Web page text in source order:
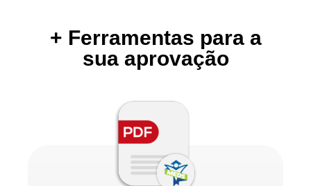
+ Ferramentas para a
sua aprovação